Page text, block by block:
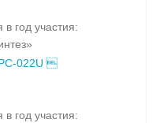
год участия:
022U 
год участия: